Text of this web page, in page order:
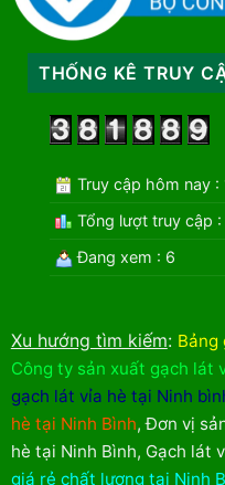
THỐNG KÊ TRUY
Truy cập hôm nay :
Tổng lượt truy cập
Đang xem : 6
Xu hướng tìm kiếm: Bảng
Công ty sản xuất gạch lát
gạch lát vỉa hè tại Ninh
hè tại Ninh Bình,Đơn vị
hè tại Ninh Bình, Gạch lát
giá rẻ chất lượng tại Ninh